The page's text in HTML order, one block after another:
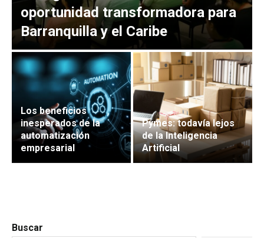
oportunidad transformadora para
Barranquilla y el Caribe
Los beneficios
inesperados de la
automatización
empresarial
Pymes: todavía lejos
de la Inteligencia
Artificial
Buscar